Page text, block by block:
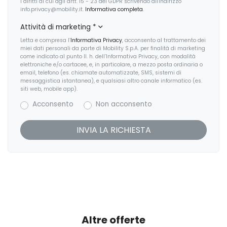
Fendinebbia anteriori
Freno di stazionamento elettrico
Illuminazione bagagliaio
Kit riparazione pneumatici / tirefit
info.privacy@mobility.it. Informativa completa.
Attività di marketing *
Letta e compresa l’Informativa Privacy, acconsento al trattamento dei
miei dati personali da parte di Mobility S.p.A. per finalità di marketing
come indicato al punto II. h. dell’Informativa Privacy, con modalità
elettroniche e/o cartacee, e, in particolare, a mezzo posta ordinaria o
email, telefono (es. chiamate automatizzate, SMS, sistemi di
messaggistica istantanea), e qualsiasi altro canale informatico (es.
siti web, mobile app).
Acconsento Non acconsento
Altre offerte